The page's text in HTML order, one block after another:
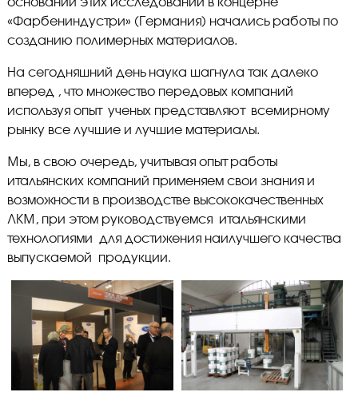
«Фарбениндустри» (Германия) начались работы по
созданию полимерных материалов.
На сегодняшний день наука шагнула так далеко
вперед , что множество передовых компаний
используя опыт ученых представляют всемирному
рынку все лучшие и лучшие материалы.
Мы, в свою очередь, учитывая опыт работы
итальянских компаний применяем свои знания и
возможности в производстве высококачественных
ЛКМ, при этом руководствуемся итальянскими
технологиями для достижения наилучшего качества
выпускаемой продукции.